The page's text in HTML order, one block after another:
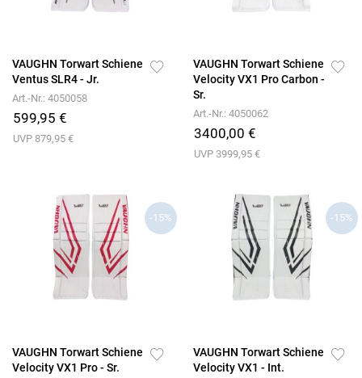
VAUGHN Torwart Schiene
Ventus SLR4 - Jr.
Art.-Nr.: 4050058
599,95 €
UVP 879,95 €
VAUGHN Torwart Schiene
Velocity VX1 Pro Carbon -
Sr.
Art.-Nr.: 4050062
3400,00 €
UVP 3999,95 €
-15%
VAUGHN Torwart Schiene
Velocity VX1 Pro - Sr.
-15%
VAUGHN Torwart Schiene
Velocity VX1 - Int.